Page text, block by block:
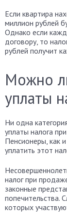
Если квартира
миллион рублей
Однако если
договору, то
рублей получит
Можно
уплаты
Ни одна
уплаты налога
Пенсионеры, как
уплатить этот
налог при
законные
попечительства.
которых